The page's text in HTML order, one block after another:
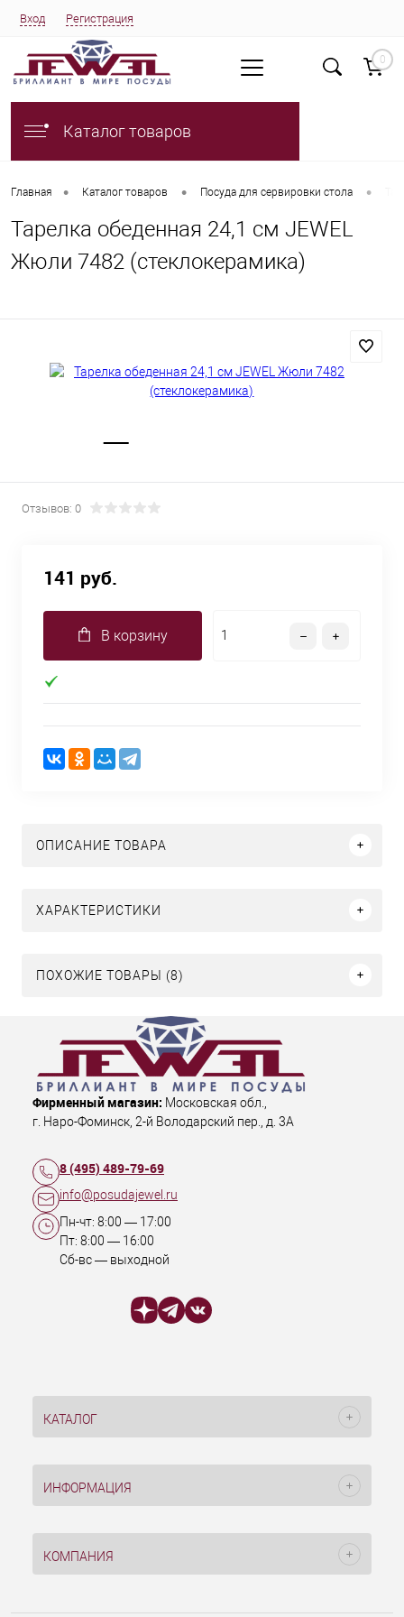
Вход Регистрация
0
Каталог товаров
Главная • Каталог товаров • Посуда для сервировки стола •
Тарелка обеденная 24,1 см JEWEL
Жюли 7482 (стеклокерамика)
Отзывов: 0
141 руб.
В корзину
ОПИСАНИЕ ТОВАРА
ХАРАКТЕРИСТИКИ
ПОХОЖИЕ ТОВАРЫ (8)
Фирменный магазин: Московская обл.,
г. Наро-Фоминск, 2-й Володарский пер., д. 3А
8 (495) 489-79-69
info@posudajewel.ru
Пн-чт: 8:00 — 17:00
Пт: 8:00 — 16:00
Сб-вс — выходной
КАТАЛОГ
ИНФОРМАЦИЯ
КОМПАНИЯ